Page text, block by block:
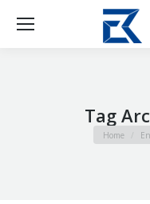
Tag
You are
Home